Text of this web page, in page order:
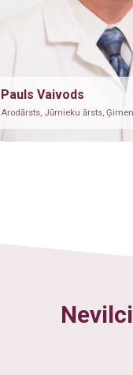
Pauls Vaivods
Arodārsts, Jūrnieku ārsts,